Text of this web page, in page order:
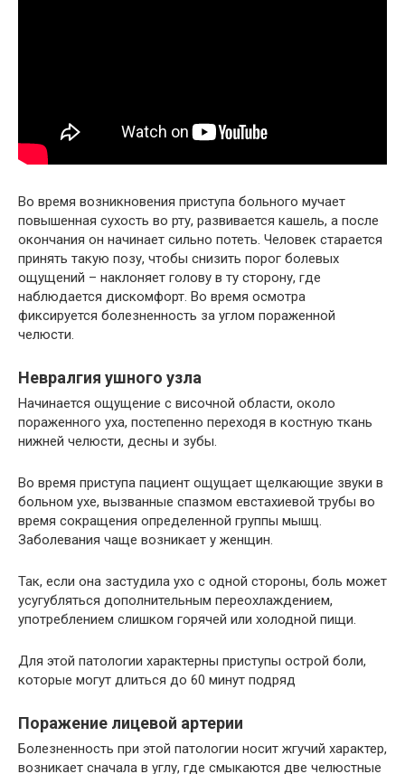
Во время возникновения приступа больного мучает
повышенная сухость во рту, развивается кашель, а после
окончания он начинает сильно потеть. Человек старается
принять такую позу, чтобы снизить порог болевых
ощущений – наклоняет голову в ту сторону, где
наблюдается дискомфорт. Во время осмотра
фиксируется болезненность за углом пораженной
челюсти.
Невралгия ушного узла
Начинается ощущение с височной области, около
пораженного уха, постепенно переходя в костную ткань
нижней челюсти, десны и зубы.
Во время приступа пациент ощущает щелкающие звуки в
больном ухе, вызванные спазмом евстахиевой трубы во
время сокращения определенной группы мышц.
Заболевания чаще возникает у женщин.
Так, если она застудила ухо с одной стороны, боль может
усугубляться дополнительным переохлаждением,
употреблением слишком горячей или холодной пищи.
Для этой патологии характерны приступы острой боли,
которые могут длиться до 60 минут подряд
Поражение лицевой артерии
Болезненность при этой патологии носит жгучий характер,
возникает сначала в углу, где смыкаются две челюстные